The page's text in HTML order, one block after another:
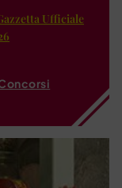
Ufficiale